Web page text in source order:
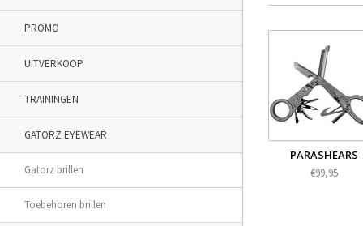
PROMO
UITVERKOOP
TRAININGEN
GATORZ EYEWEAR
Gatorz brillen
Toebehoren brillen
PARASHEARS
€99,95